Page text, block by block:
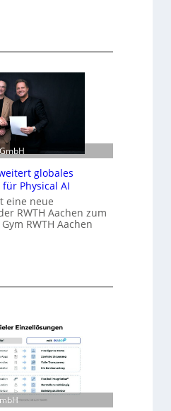
globales
Physical AI
eine neue
RWTH Aachen zum
RWTH Aachen